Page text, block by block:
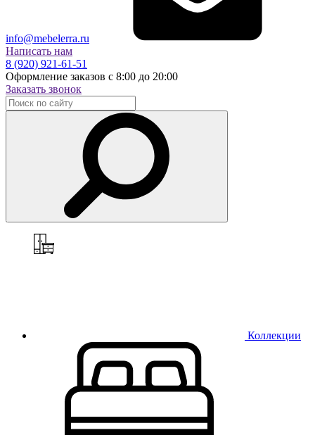
info@mebelerra.ru
Написать нам
8 (920) 921-61-51
Оформление заказов с 8:00 до 20:00
Заказать звонок
Коллекции